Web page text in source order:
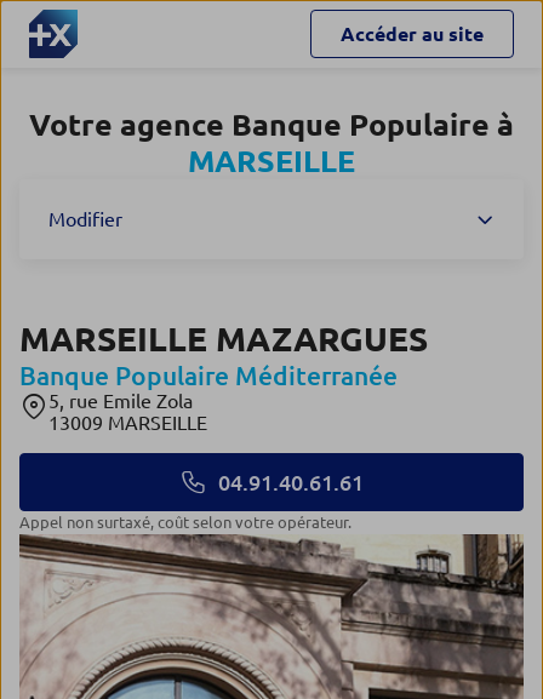
Accéder au site
Votre agence Banque Populaire à
MARSEILLE
Modifier
MARSEILLE MAZARGUES
Banque Populaire Méditerranée
5, rue Emile Zola
13009 MARSEILLE
04.91.40.61.61
Appel non surtaxé, coût selon votre opérateur.